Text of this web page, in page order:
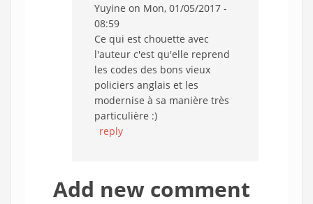
Yuyine on Mon, 01/05/2017 -
08:59
Ce qui est chouette avec
l'auteur c'est qu'elle reprend
les codes des bons vieux
policiers anglais et les
modernise à sa manière très
particulière :)
reply
Add new comment